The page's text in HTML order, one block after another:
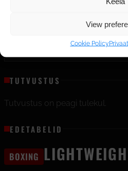
View
Cookie Policy
TUTVUSTUS
Tutvustus on peagi tulekul.
EDETABELID
BOXING